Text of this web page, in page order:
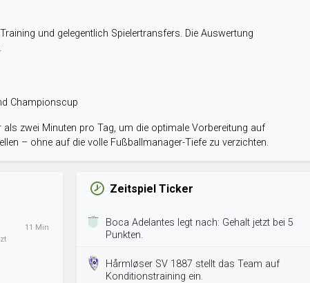
und gelegentlich Spielertransfers. Die Auswertung
Championscup
zwei Minuten pro Tag, um die optimale Vorbereitung auf
– ohne auf die volle Fußballmanager-Tiefe zu verzichten.
11 Min
Zeitspiel Ticker
Boca Adelantes legt nach: Gehalt jetzt bei 5
Punkten.
Hårmløser SV 1887 stellt das Team auf
Konditionstraining ein.